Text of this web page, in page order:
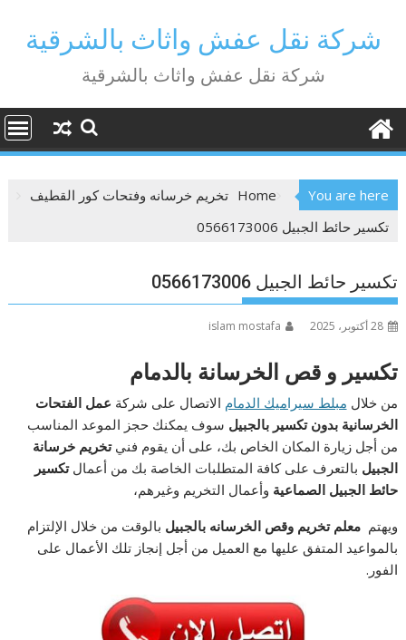
contentشركة نقل عفش واثاث بالشرقية
شركة نقل عفش واثاث بالشرقية
You are here
Home تخريم خرسانه وفتحات كور القطيف
تكسير حائط الجبيل 0566173006
تكسير حائط الجبيل 0566173006
28 أكتوبر، 2025 islam mostafa
تكسير و قص الخرسانة بالدمام
من خلال مبلط سيراميك الدمام الاتصال على شركة عمل الفتحات
الخرسانية بدون تكسير بالجبيل سوف يمكنك حجز الموعد المناسب
من أجل زيارة المكان الخاص بك، على أن يقوم فنيتخريم خرسانة
الجبيل بالتعرف على كافة المتطلبات الخاصة بك من أعمالتكسير
حائط الجبيل الصماعية وأعمال التخريم وغيرهم،
ويهتم معلم تخريم وقص الخرسانه بالجبيل بالوقت من خلال الإلتزام
بالمواعيد المتفق عليها مع العميل من أجل إنجاز تلك الأعمال على
الفور.